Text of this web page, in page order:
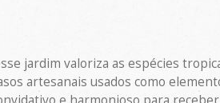
jardim valoriza as espécies
artesanais usados como